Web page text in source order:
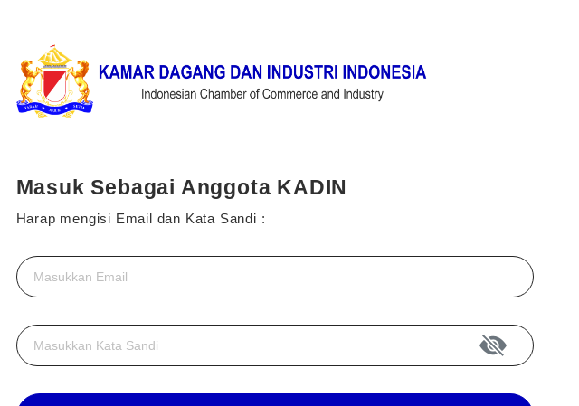
Masuk Sebagai Anggota KADIN
Harap mengisi Email dan Kata Sandi :